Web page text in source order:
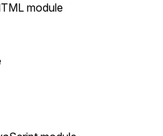
module